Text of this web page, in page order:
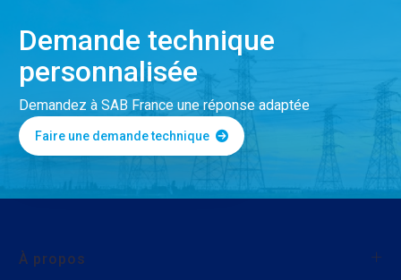
Demande technique
personnalisée
Demandez à SAB France une réponse adaptée
Faire une demande technique
À propos